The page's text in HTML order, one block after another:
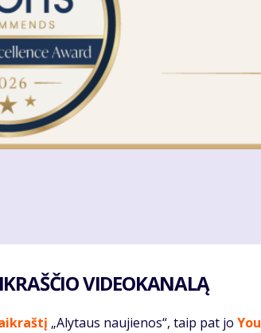
VIDEOKANALĄ
„Alytaus naujienos“, taip pat jo